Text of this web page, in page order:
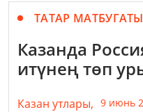
ТАТАР МАТБУГАТЫ
Казанда
итүнең төп
Казан утлары, 9 июнь